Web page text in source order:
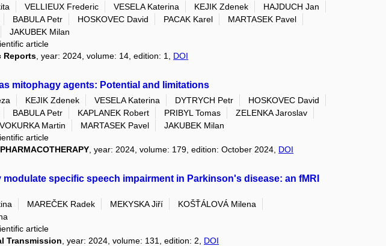
VELLIEUX Frederic VESELA Katerina KEJIK Zdenek
HAJDUCH Jan
BABULA Petr HOSKOVEC David PACAK Karel
MARTASEK Pavel
JAKUBEK Milan
article
Reports, year: 2024, volume: 14, edition: 1, DOI
mitophagy agents: Potential and limitations
KEJIK Zdenek VESELA Katerina DYTRYCH Petr
HOSKOVEC David
BABULA Petr KAPLANEK Robert PRIBYL Tomas
ZELENKA Jaroslav
VOKURKA Martin MARTASEK Pavel
JAKUBEK Milan
article
, year: 2024, volume: 179, edition: October 2024, DOI
modulate specific speech impairment in Parkinson's disease: an fMRI
MAREČEK Radek MEKYSKA Jiří
KOŠŤÁLOVÁ Milena
article
Transmission , year: 2024, volume: 131, edition: 2, DOI